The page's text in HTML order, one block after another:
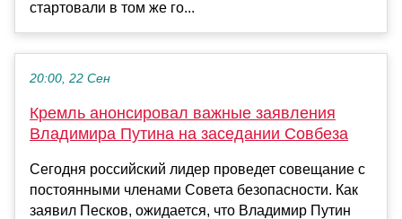
стартовали в том же го...
20:00, 22 Сен
Кремль анонсировал важные заявления
Владимира Путина на заседании Совбеза
Сегодня российский лидер проведет совещание с
постоянными членами Совета безопасности. Как
заявил Песков, ожидается, что Владимир Путин